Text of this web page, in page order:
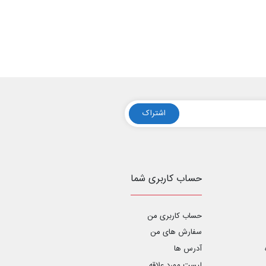
اشتراک
حساب کاربری شما
حساب کاربری من
سفارش های من‎
آدرس ها